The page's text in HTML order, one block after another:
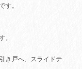
す。
。
き戸へ、スライドテ